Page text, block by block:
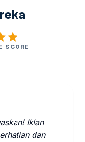
star
SCORE
Iklan
dan